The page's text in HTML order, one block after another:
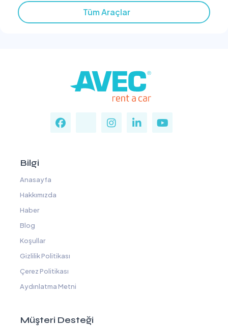
Tüm Araçlar
Bilgi
Anasayfa
Hakkımızda
Haber
Blog
Koşullar
Gizlilik Politikası
Çerez Politikası
Aydınlatma Metni
Müşteri Desteği